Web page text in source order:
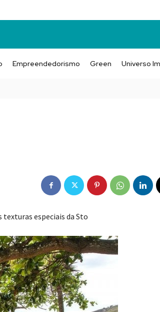
Empreendedorismo Green Universo
especiais da Sto